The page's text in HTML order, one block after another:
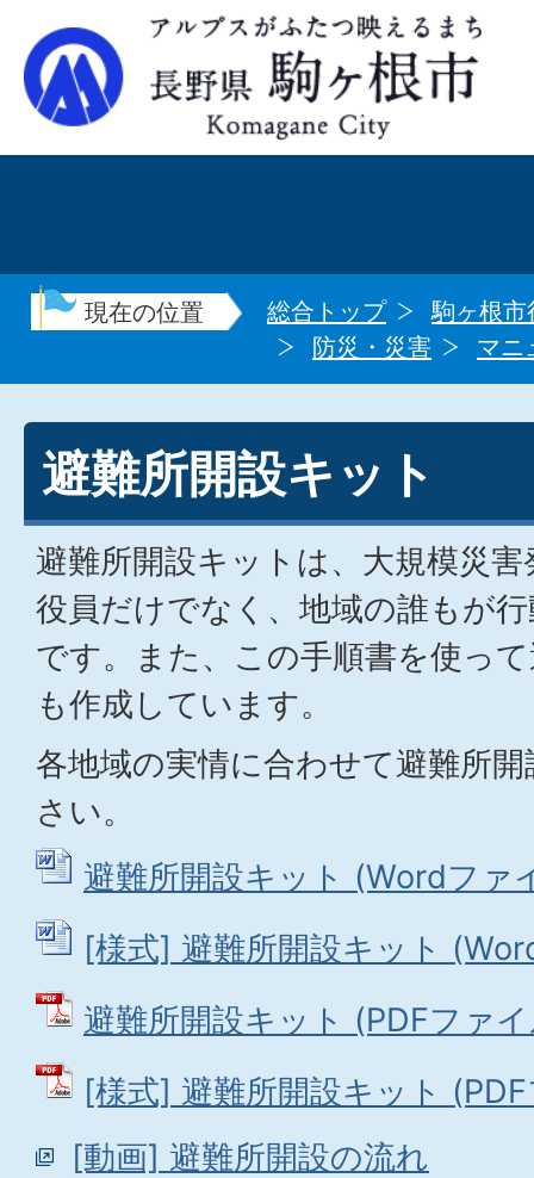
現在の位置 総合トップ
駒ヶ根市
防災・災害
マニ
避難所開設キット
避難所開設キットは、大規模災
役員だけでなく、地域の誰もが
です。また、この手順書を使っ
も作成しています。
各地域の実情に合わせて避難所
さい。
避難所開設キット (Wordファ
[様式] 避難所開設キット
避難所開設キット (PDFファ
[様式] 避難所開設キット
[動画] 避難所開設の流れ